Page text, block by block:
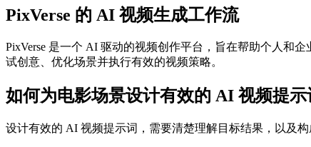
PixVerse 的 AI 视频生成工作流
PixVerse 是一个 AI 驱动的视频创作平台，旨在帮助个人和
试创意、优化场景并执行有效的视频策略。
如何为电影场景设计有效的 AI 视频提示
设计有效的 AI 视频提示词，需要清楚理解目标结果，以及